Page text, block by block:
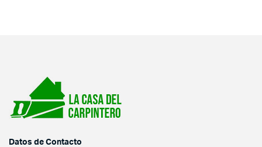
Datos de Contacto